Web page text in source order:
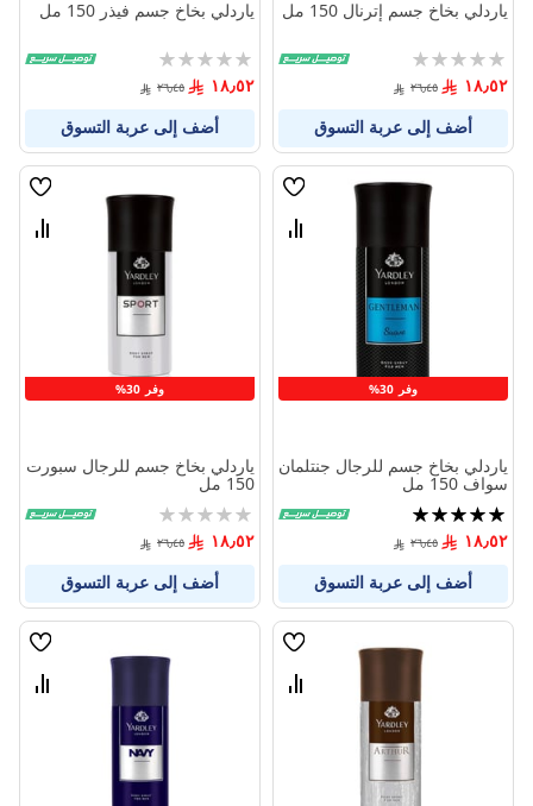
ياردلي بخاخ جسم إترنال 150 مل
Rating:
0%
١٨٫٥٢ ٢٦٫٤٥
أضف إلى عربة التسوق
ياردلي بخاخ جسم فيذر 150 مل
Rating:
0%
١٨٫٥٢ ٢٦٫٤٥
أضف إلى عربة التسوق
وفر 30%
قائمة
قارن
ياردلي بخاخ جسم للرجال جنتلمان
سواف 150 مل
تقييم:
100%
١٨٫٥٢ ٢٦٫٤٥
أضف إلى عربة التسوق
وفر 30%
قائمة
قارن
ياردلي بخاخ جسم للرجال سبورت
150 مل
Rating:
0%
١٨٫٥٢ ٢٦٫٤٥
أضف إلى عربة التسوق
قائمة
قارن
قائمة
قارن